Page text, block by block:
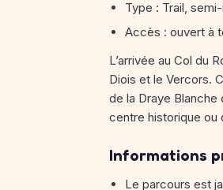
Type : Trail,
Accès : ouvert à
L’arrivée au Col du
Diois et le Vercors.
de la Draye Blanche
centre historique ou
Informations
Le parcours est